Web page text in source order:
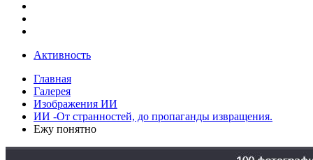
Активность
Главная
Галерея
Изображения ИИ
ИИ -От странностей, до пропаганды извращения.
Ежу понятно